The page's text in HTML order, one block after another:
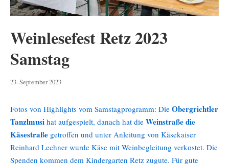
Weinlesefest Retz 2023
Samstag
23. September 202323.
Fotos von Highlights vom Samstagprogramm: Die Obergrichtler
Tanzlmusi hat aufgespielt, danach hat die Weinstraße die
Käsestraße getroffen und unter Anleitung von Käsekaiser
Reinhard Lechner wurde Käse mit Weinbegleitung verkostet. Die
Spenden kommen dem Kindergarten Retz zugute. Für gute